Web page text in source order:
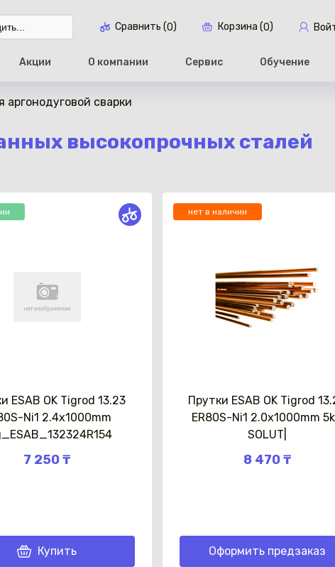
Сравнить (0) Корзина (0)
Акции О компании Сервис Обучение
аргонодуговой сварки
высокопрочных сталей
ESAB OK Tigrod 13.23
Ni1 2.4x1000mm
7 250 ₸
Купить
нет в наличии
Прутки ESAB OK Tigrod
ER80S-Ni1 2.0x1000mm
SOLUT|
8 470 ₸
Оформить предзаказ